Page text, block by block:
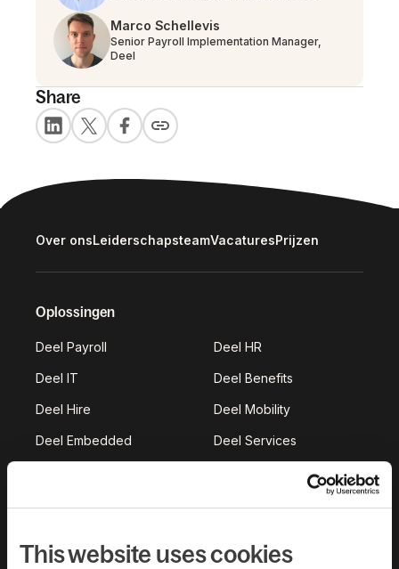
This website uses cookies
Marco Schellevis
Senior Payroll Implementation Manager,
Deel
Share
Over onsLeiderschapsteamVacaturesPrijzen
Oplossingen
Deel Payroll Deel HR
Deel IT Deel Benefits
Deel Hire Deel Mobility
Deel Embedded Deel Services
HR-platform